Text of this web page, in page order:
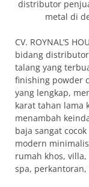
distributor
metal di
CV. ROYNAL’S
bidang
talang yang
finishing powder
yang lengkap,
karat tahan lama
menambah
baja sangat
modern
rumah khos,
spa,